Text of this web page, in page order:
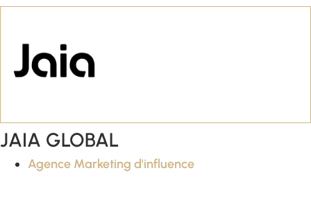
JAIA GLOBAL
Agence Marketing d'influence